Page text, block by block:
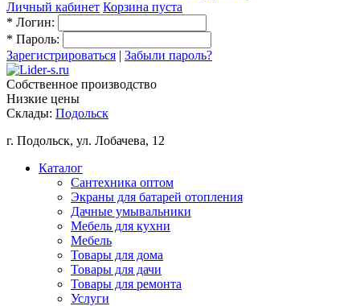
Личный кабинет Корзина пуста
* Логин:
* Пароль:
Зарегистрироваться | Забыли пароль?
Собственное производство
Низкие цены
Склады: Подольск
г. Подольск, ул. Лобачева, 12
Каталог
Сантехника оптом
Экраны для батарей отопления
Дачные умывальники
Мебель для кухни
Мебель
Товары для дома
Товары для дачи
Товары для ремонта
Услуги